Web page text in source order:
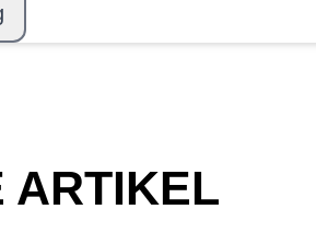
ARTIKEL